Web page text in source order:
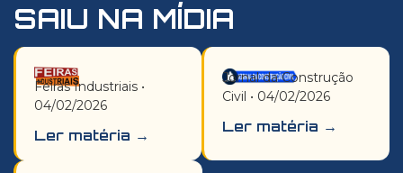
SAIU NA MÍDIA
Feiras Industriais •
04/02/2026
Ler matéria →
Jornal da Construção
Civil • 04/02/2026
Ler matéria →